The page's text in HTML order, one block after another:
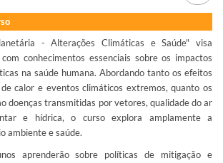
- Alterações Climáticas e Saúde" visa
conhecimentos essenciais sobre os impactos
na saúde humana. Abordando tanto os efeitos
calor e eventos climáticos extremos, quanto os
doenças transmitidas por vetores, qualidade do ar
e hídrica, o curso explora amplamente a
ambiente e saúde.
aprenderão sobre políticas de mitigação e